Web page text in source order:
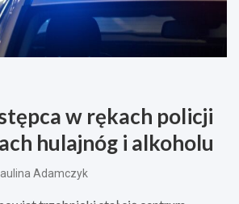
w rękach policji
hulajnóg i alkoholu
Adamczyk